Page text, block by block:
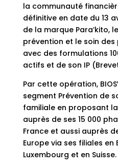
la communauté
définitive en date du 13
de la marque Para’kito,
prévention et le soin
avec des formulations
actifs et de son IP
Par cette opération,
segment Prévention de
familiale en proposant
auprès de ses 15 000
France et aussi auprès
Europe via ses filiales en
Luxembourg et en Suisse.